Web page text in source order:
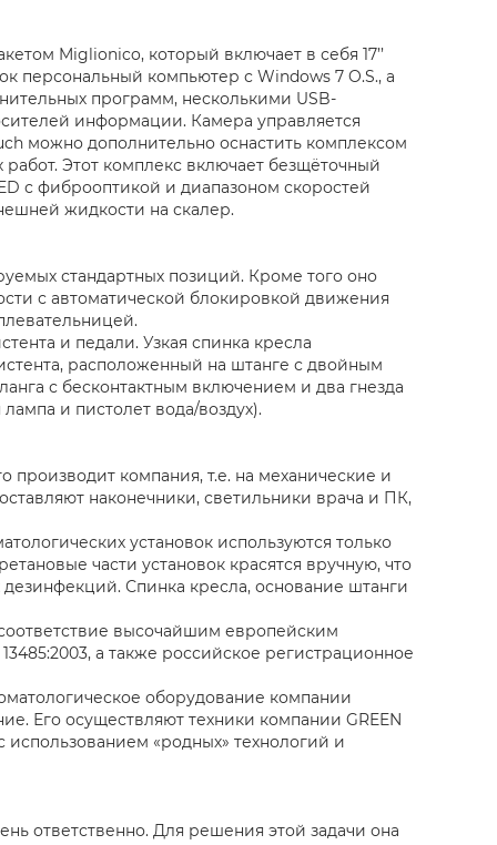
Miglionico, который включает в себя 17’’
персональный компьютер с Windows 7 O.S., а
программ, несколькими USB-
информации. Камера управляется
можно дополнительно оснастить комплексом
Этот комплекс включает безщёточный
с фиброоптикой и диапазоном скоростей
жидкости на скалер.
стандартных позиций. Кроме того оно
с автоматической блокировкой движения
и педали. Узкая спинка кресла
расположенный на штанге с двойным
с бесконтактным включением и два гнезда
и пистолет вода/воздух).
производит компания, т.е. на механические и
наконечники, светильники врача и ПК,
установок используются только
части установок красятся вручную, что
Спинка кресла, основание штанги
высочайшим европейским
а также российское регистрационное
оборудование компании
Его осуществляют техники компании GREEN
«родных» технологий и
ответственно. Для решения этой задачи она